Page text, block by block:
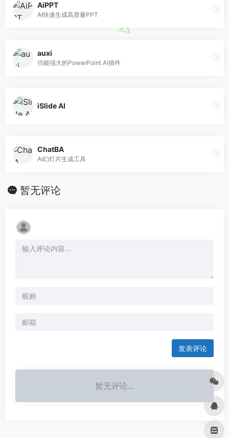
AiPPT
AI快速生成高质量PPT
auxi
功能强大的PowerPoint AI插件
iSlide AI
ChatBA
AI幻灯片生成工具
暂无评论
发表评论
暂无评论...